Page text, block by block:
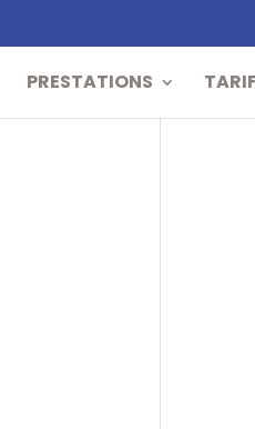
PRESTATIONS